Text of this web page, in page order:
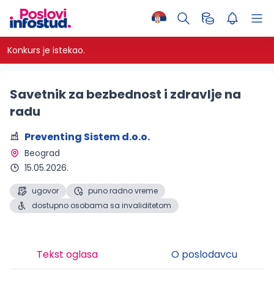
Konkurs je istekao.
Savetnik za bezbednost i zdravlje na
radu
Preventing Sistem d.o.o.
Beograd
15.05.2026.
ugovor
puno radno vreme
dostupno osobama sa invaliditetom
Tekst oglasa O poslodavcu